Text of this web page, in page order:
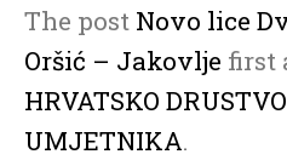
The post Novo lice
Oršić – Jakovlje first
HRVATSKO
UMJETNIKA.